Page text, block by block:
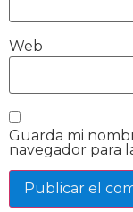
Web
Guarda mi
navegador para